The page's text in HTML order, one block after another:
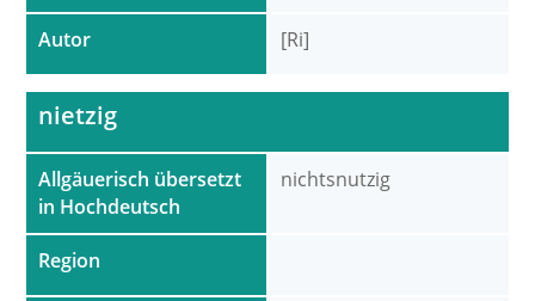
Autor [Ri]
Allgäuerisch übersetzt
in Hochdeutsch
Region
nietzig
nichtsnutzig